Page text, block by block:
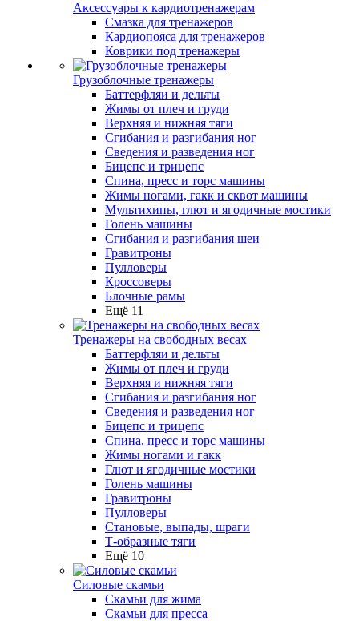
Аксессуары к кардиотренажерам
Смазка для тренажеров
Кардиопояса для тренажеров
Коврики под тренажеры
Грузоблочные тренажеры
Баттерфляи и дельты
Жимы от плеч и груди
Верхняя и нижняя тяги
Сгибания и разгибания ног
Сведения и разведения ног
Бицепс и трицепс
Спина, пресс и торс машины
Жимы ногами, гакк и сквот машины
Мультихипы, глют и ягодичные мостики
Голень машины
Сгибания и разгибания шеи
Гравитроны
Пулловеры
Кроссоверы
Блочные рамы
Ещё 11
Тренажеры на свободных весах
Баттерфляи и дельты
Жимы от плеч и груди
Верхняя и нижняя тяги
Сгибания и разгибания ног
Сведения и разведения ног
Бицепс и трицепс
Спина, пресс и торс машины
Жимы ногами и гакк
Глют и ягодичные мостики
Голень машины
Гравитроны
Пулловеры
Становые, выпады, шраги
Т-образные тяги
Ещё 10
Силовые скамьи
Скамьи для жима
Скамьи для пресса